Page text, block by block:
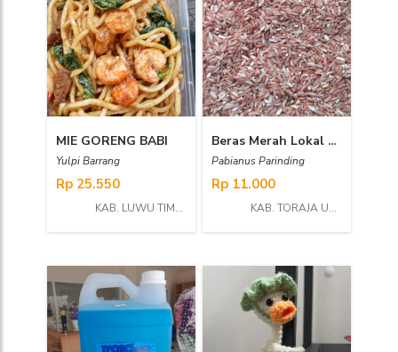
MIE GORENG BABI
Yulpi Barrang
Rp 25.550
KAB. LUWU TIMUR
Beras Merah Lokal Toraja 2
Pabianus Parinding
Rp 11.000
KAB. TORAJA UTARA